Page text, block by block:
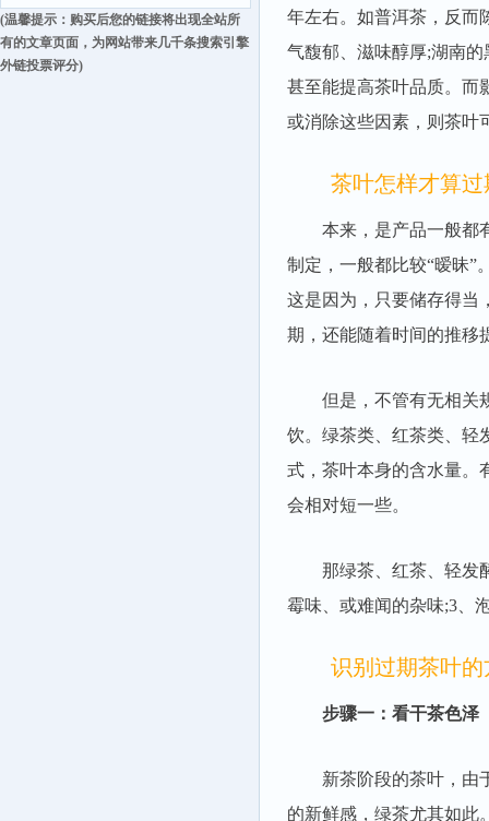
(温馨提示：购买后您的链接将出现全站所
有的文章页面，为网站带来几千条搜索引擎
外链投票评分)
年左右。如普洱茶，反而
气馥郁、滋味醇厚;湖南
甚至能提高茶叶品质。而
或消除这些因素，则茶叶
茶叶怎样才算过
本来，是产品一般都有
制定，一般都比较“暧昧”
这是因为，只要储存得当
期，还能随着时间的推移
但是，不管有无相关规
饮。绿茶类、红茶类、轻
式，茶叶本身的含水量。
会相对短一些。
那绿茶、红茶、轻发酵
霉味、或难闻的杂味;3、
识别过期茶叶的
步骤一：看干茶色泽
新茶阶段的茶叶，由于
的新鲜感，绿茶尤其如此